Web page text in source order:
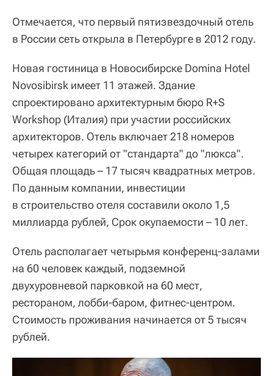
Отмечается, что первый пятизвездочный отель
в России сеть открыла в Петербурге в 2012 году.
Новая гостиница в Новосибирске Domina Hotel
Novosibirsk имеет 11 этажей. Здание
спроектировано архитектурным бюро R+S
Workshop (Италия) при участии российских
архитекторов. Отель включает 218 номеров
четырех категорий от "стандарта" до "люкса".
Общая площадь – 17 тысяч квадратных метров.
По данным компании, инвестиции
в строительство отеля составили около 1,5
миллиарда рублей, Срок окупаемости – 10 лет.
Отель располагает четырьмя конференц-залами
на 60 человек каждый, подземной
двухуровневой парковкой на 60 мест,
рестораном, лобби-баром, фитнес-центром.
Стоимость проживания начинается от 5 тысяч
рублей.